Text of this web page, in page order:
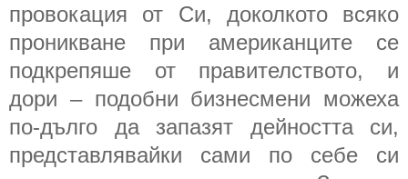
провокация от Си, доколкото всяко
проникване при американците се
подкрепяше от правителството, и
дори – подобни бизнесмени можеха
по-дълго да запазят дейността си,
представлявайки сами по себе си